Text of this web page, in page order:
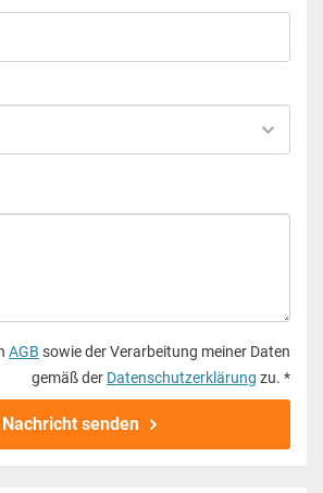
AGB sowie der Verarbeitung meiner Daten
gemäß der Datenschutzerklärung zu. *
Nachricht senden